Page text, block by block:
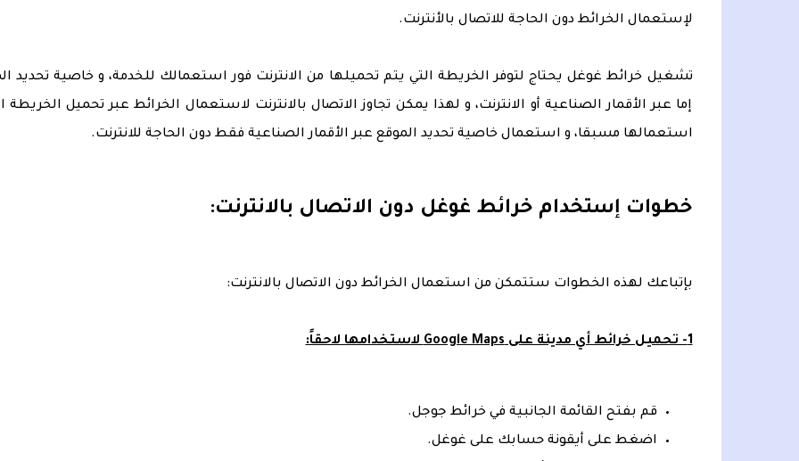
لإستعمال الخرائط دون الحاجة للاتصال بالأنترنت.
تشغيل خرائط غوغل يحتاج لتوفر الخريطة التي يتم تحميلها من الانترنت فور استعمالك للخدمة، و خاصية تحديد
إما عبر الأقمار الصناعية أو الانترنت، و لهذا يمكن تجاوز الاتصال بالانترنت لاستعمال الخرائط عبر تحميل الخريطة
استعمالها مسبقا، و استعمال خاصية تحديد الموقع عبر الأقمار الصناعية فقط دون الحاجة للانترنت.
خطوات إستخدام خرائط غوغل دون الاتصال بالانترنت:
بإتباعك لهذه الخطوات ستتمكن من استعمال الخرائط دون الاتصال بالانترنت:
1- تحميل خرائط أي مدينة على Google Maps لاستخدامها لاحقاً:
قم بفتح القائمة الجانبية في خرائط جوجل.
اضغط على أيقونة حسابك على غوغل.